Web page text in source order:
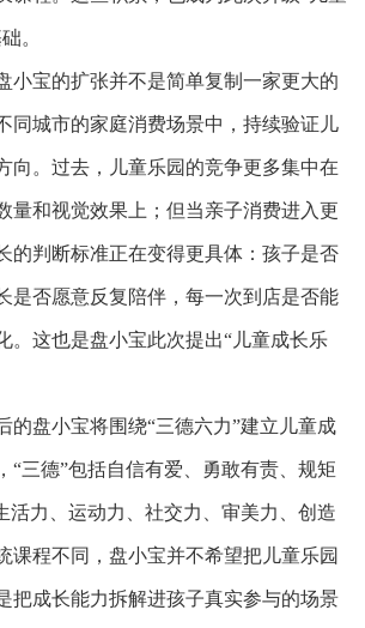
。
宝的扩张并不是简单复制一家更大的
同城市的家庭消费场景中，持续验证儿
向。过去，儿童乐园的竞争更多集中在
量和视觉效果上；但当亲子消费进入更
的判断标准正在变得更具体：孩子是否
是否愿意反复陪伴，每一次到店是否能
。这也是盘小宝此次提出“儿童成长乐
盘小宝将围绕“三德六力”建立儿童成
“三德”包括自信有爱、勇敢有责、规矩
活力、运动力、社交力、审美力、创造
课程不同，盘小宝并不希望把儿童乐园
把成长能力拆解进孩子真实参与的场景